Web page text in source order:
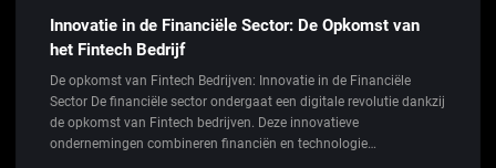
Innovatie in de Financiële Sector: De Opkomst van
het Fintech Bedrijf
De opkomst van Fintech Bedrijven: Innovatie in de Financiële
Sector De financiële sector ondergaat een digitale revolutie dankzij
de opkomst van Fintech bedrijven. Deze innovatieve
ondernemingen combineren financiën en technologie…